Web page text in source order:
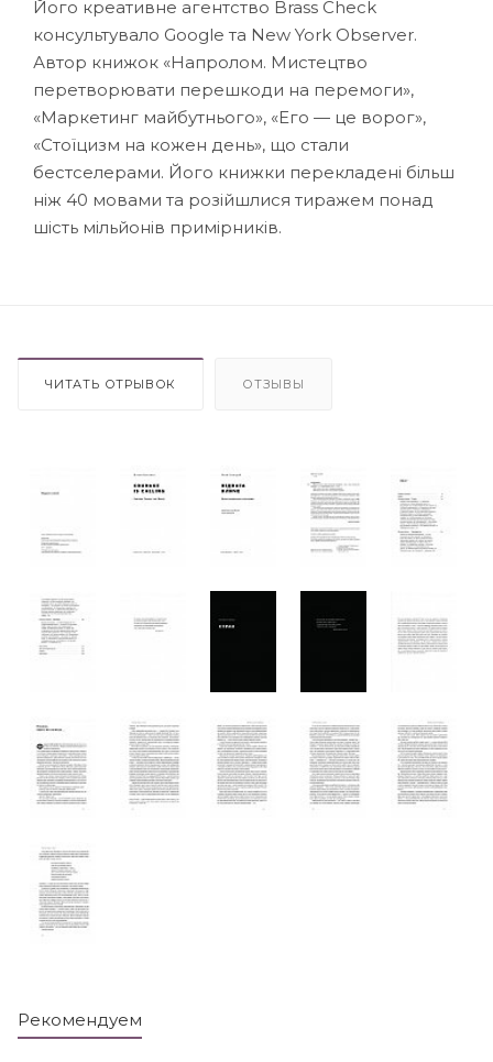
Його креативне агентство Brass Check
консультувало Google та New York Observer.
Автор книжок «Напролом. Мистецтво
перетворювати перешкоди на перемоги»,
«Маркетинг майбутнього», «Его — це ворог»,
«Стоїцизм на кожен день», що стали
бестселерами. Його книжки перекладені більш
ніж 40 мовами та розійшлися тиражем понад
шість мільйонів примірників.
ЧИТАТЬ ОТРЫВОК ОТЗЫВЫ
Рекомендуем